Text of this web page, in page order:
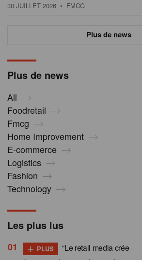
Plus de news
All
Foodretail
Fmcg
Home Improvement
E-commerce
Logistics
Fashion
Technology
30 JUILLET 2026 • FMCG
Plus de news
Les plus lus
+ PLUS
“Le retail media crée